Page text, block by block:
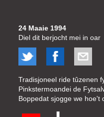
24 Maaie 1994
Diel dit berjocht mei in oar
Tradisjoneel ride tûzenen
Pinkstermoandei de
Boppedat sjogge we hoe't